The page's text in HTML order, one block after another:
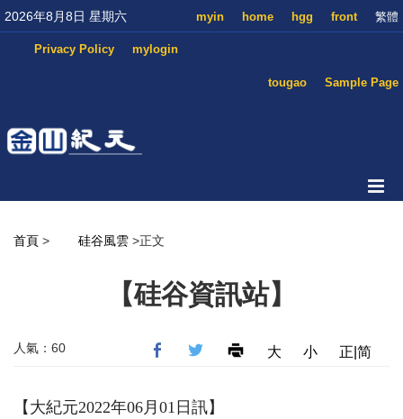
2026年8月8日 星期六 繁體
front
hgg
home
myin
mylogin
Privacy Policy
Sample Page
tougao
首頁 > 硅谷風雲 >正文
【硅谷資訊站】
人氣：60 大 小 正|简
【大紀元2022年06月01日訊】